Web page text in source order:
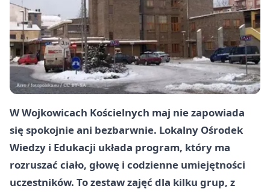
W Wojkowicach Kościelnych maj nie zapowiada
się spokojnie ani bezbarwnie. Lokalny Ośrodek
Wiedzy i Edukacji układa program, który ma
rozruszać ciało, głowę i codzienne umiejętności
uczestników. To zestaw zajęć dla kilku grup, z